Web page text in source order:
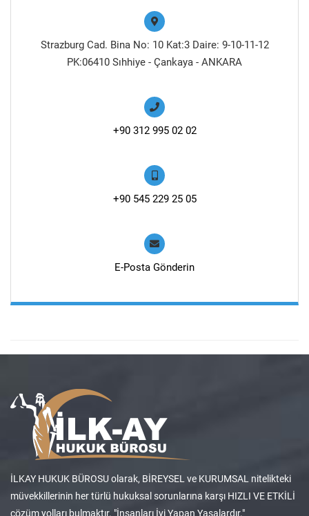
Strazburg Cad. Bina No: 10 Kat:3 Daire: 9-10-11-12
PK:06410 Sıhhiye - Çankaya - ANKARA
+90 312 995 02 02
+90 545 229 25 05
E-Posta Gönderin
İLKAY HUKUK BÜROSU olarak, BİREYSEL ve KURUMSAL nitelikteki
müvekkillerinin her türlü hukuksal sorunlarına karşı HIZLI VE ETKİLİ
çözüm yolları bulmaktır. "İnsanları İyi Yapan Yasalardır."